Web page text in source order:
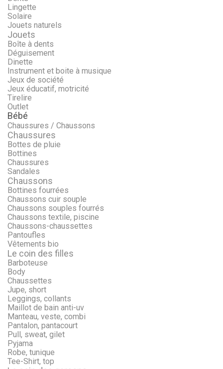
Lingette
Solaire
Jouets naturels
Jouets
Boîte à dents
Déguisement
Dinette
Instrument et boite à musique
Jeux de société
Jeux éducatif, motricité
Tirelire
Outlet
Bébé
Chaussures / Chaussons
Chaussures
Bottes de pluie
Bottines
Chaussures
Sandales
Chaussons
Bottines fourrées
Chaussons cuir souple
Chaussons souples fourrés
Chaussons textile, piscine
Chaussons-chaussettes
Pantoufles
Vêtements bio
Le coin des filles
Barboteuse
Body
Chaussettes
Jupe, short
Leggings, collants
Maillot de bain anti-uv
Manteau, veste, combi
Pantalon, pantacourt
Pull, sweat, gilet
Pyjama
Robe, tunique
Tee-Shirt, top